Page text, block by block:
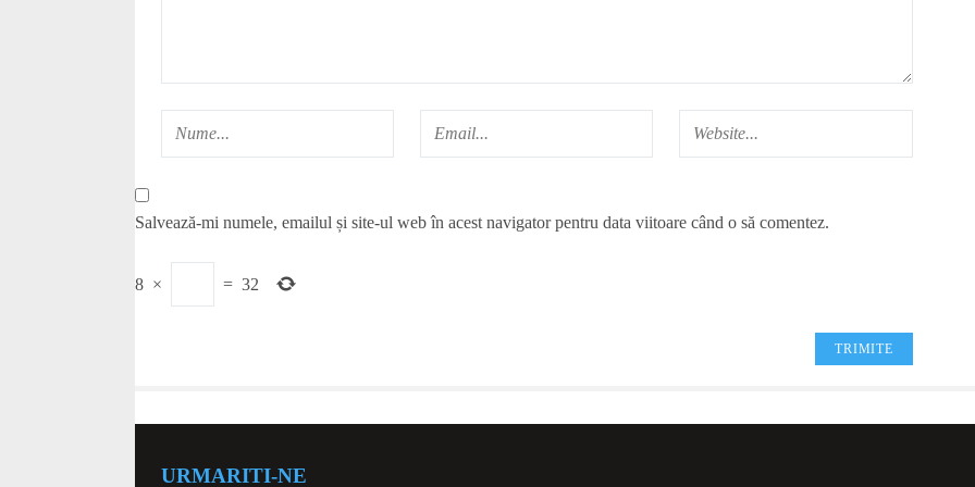
Salvează-mi numele, emailul și site-ul web în acest navigator pentru data viitoare când o să comentez.
8 × = 32
URMARITI-NE